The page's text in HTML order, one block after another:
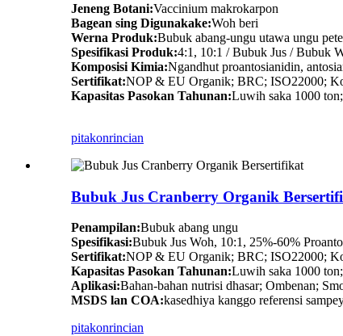
Jeneng Botani:Vaccinium makrokarpon
Bagean sing Digunakake:Woh beri
Werna Produk:Bubuk abang-ungu utawa ungu
Spesifikasi Produk:4:1, 10:1 / Bubuk Jus / Bubuk
Komposisi Kimia:Ngandhut proantosianidin,
Sertifikat:NOP & EU Organik; BRC; ISO22000;
Kapasitas Pasokan Tahunan:Luwih saka 1000 ton;
pitakonrincian
Bubuk Jus Cranberry Organik
Penampilan:Bubuk abang ungu
Spesifikasi:Bubuk Jus Woh, 10:1, 25%-60%
Sertifikat:NOP & EU Organik; BRC; ISO22000;
Kapasitas Pasokan Tahunan:Luwih saka 1000 ton;
Aplikasi:Bahan-bahan nutrisi dhasar; Ombenan;
MSDS lan COA:kasedhiya kanggo referensi
pitakonrincian